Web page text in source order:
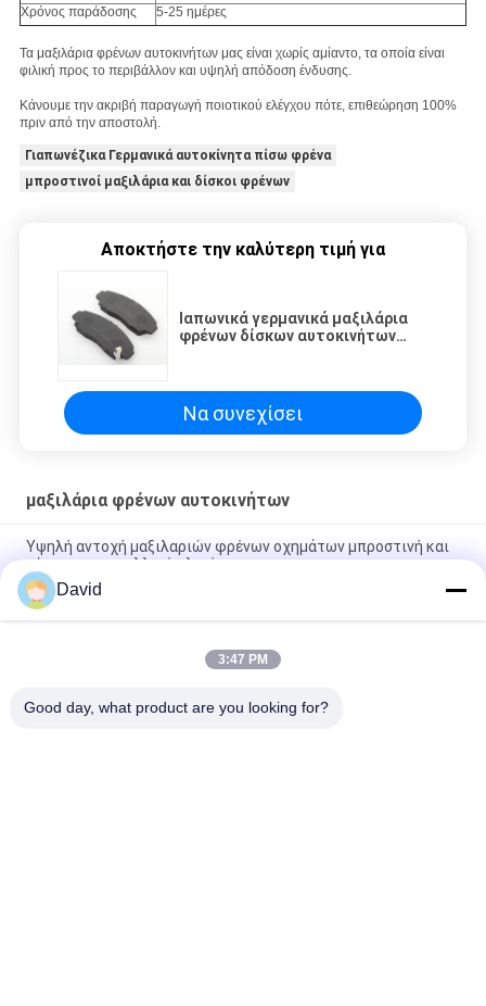
Χρόνος παράδοσης
5-25 ημέρες
Τα μαξιλάρια φρένων αυτοκινήτων μας είναι χωρίς αμίαντο, τα οποία είναι
φιλική προς το περιβάλλον και υψηλή απόδοση ένδυσης.
Κάνουμε την ακριβή παραγωγή ποιοτικού ελέγχου πότε, επιθεώρηση 100%
πριν από την αποστολή.
Γιαπωνέζικα Γερμανικά αυτοκίνητα πίσω φρένα
μπροστινοί μαξιλάρια και δίσκοι φρένων
Αποκτήστε την καλύτερη τιμή για
Ιαπωνικά γερμανικά μαξιλάρια
φρένων δίσκων αυτοκινήτων
Να συνεχίσει
μαξιλάρια φρένων αυτοκινήτων
Υψηλή αντοχή μαξιλαριών φρένων οχημάτων μπροστινή και
πίσω ημι - μεταλλικό υλικό
Το προσαρμοσμένο πρότυπο φρενάρει μπροστινό και πίσω
μέρος τα μαξιλάρια καμία αντίσταση σκόνης θορύβου
Αυτοκίνητα μαξιλάρια φρένων δίσκων αγώνα μπροστινά,
David
3:47 PM
Good day, what product are you looking for?